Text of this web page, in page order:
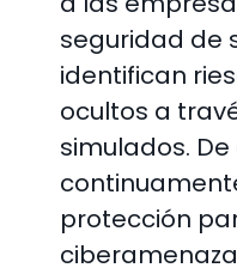
seguridad de
identifican
ocultos a
simulados.
protección